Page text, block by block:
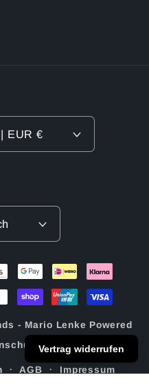
Deutschland | EUR €
- Mario Lenke Powered
AGB Impressum
Vertrag widerrufen